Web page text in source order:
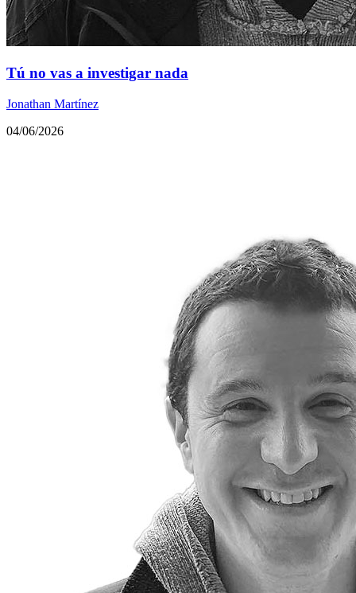
Tú no vas a investigar nada
Jonathan Martínez
04/06/2026